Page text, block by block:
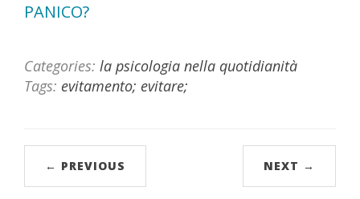
PANICO?
Categories: la psicologia nella quotidianità
Tags: evitamento; evitare;
← PREVIOUS NEXT →